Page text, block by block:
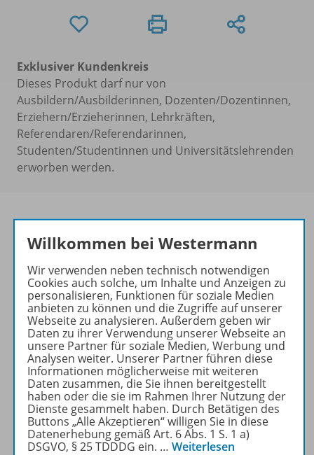
Exklusiver Kundenkreis
Dieses Produkt darf nur von
Ausbildern/Ausbilderinnen, Dozenten/Dozentinnen,
Erziehern/Erzieherinnen, Lehrkräften,
Referendaren/Referendarinnen,
Studenten/Studentinnen und Universitätslehrenden
erworben werden.
Praxis fürs Leben
Die neue Generation der
ReihePraxisfür die Fächer
Geschichte,
Wirtschaft/Arbeitslehre und
Politik/Sozialkunde
Mehr Informationen
Willkommen bei Westermann
Wir verwenden neben technisch notwendigen
Cookies auch solche, um Inhalte und Anzeigen zu
personalisieren, Funktionen für soziale Medien
anbieten zu können und die Zugriffe auf unserer
Webseite zu analysieren. Außerdem geben wir
Daten zu ihrer Verwendung unserer Webseite an
unsere Partner für soziale Medien, Werbung und
Analysen weiter. Unserer Partner führen diese
Informationen möglicherweise mit weiteren
Daten zusammen, die Sie ihnen bereitgestellt
haben oder die sie im Rahmen Ihrer Nutzung der
Dienste gesammelt haben. Durch Betätigen des
Buttons „Alle Akzeptieren“ willigen Sie in diese
Datenerhebung gemäß Art. 6 Abs. 1 S. 1 a)
DSGVO, § 25 TDDDG ein. … Weiterlesen